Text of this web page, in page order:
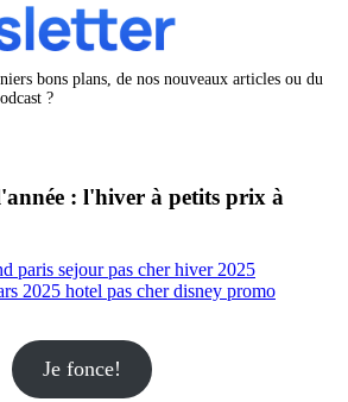
bons plans, de nos nouveaux articles ou du
?
: l'hiver à petits prix à
Je fonce!